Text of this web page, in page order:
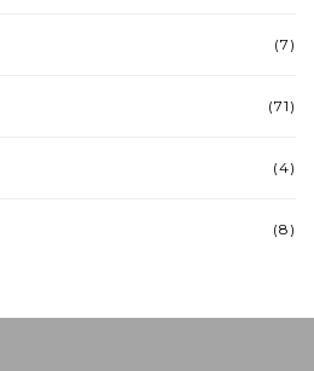
(7)
(71)
(4)
(8)